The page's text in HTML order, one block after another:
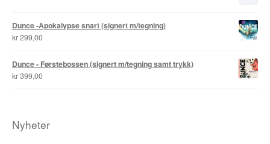
Tor Morisse
Tore Strand Olsen
Xueting Yang
Dunce -Apokalypse snart (signert m/tegning)
kr299,00
Dunce - Førstebossen (signert m/tegning samt trykk)
kr399,00
Nyheter